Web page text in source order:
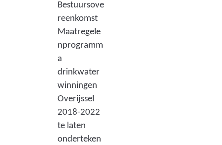
d
s
a
s
p
r
a
Bestuursove
reenkomst
Maatregele
nprogramm
a
drinkwater
winningen
Overijssel
2018-2022
te laten
onderteken